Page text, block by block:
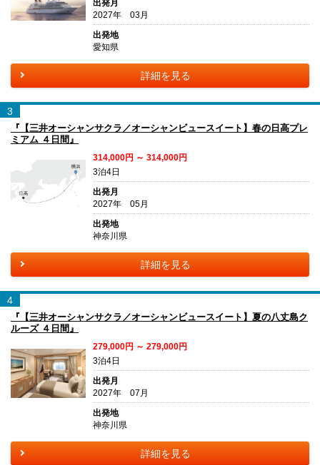
出発月
2027年 03月
出発地
愛知県
詳細を見る
3
『【三井オーシャンサクラ／オーシャンビュースイート】春の日高プレ
ミアム ４日間』
314,000円 ～ 314,000円
3泊4日
出発月
2027年 05月
出発地
神奈川県
詳細を見る
4
『【三井オーシャンサクラ／オーシャンビュースイート】夏の八丈島ク
ルーズ ４日間』
279,000円 ～ 279,000円
3泊4日
出発月
2027年 07月
出発地
神奈川県
詳細を見る